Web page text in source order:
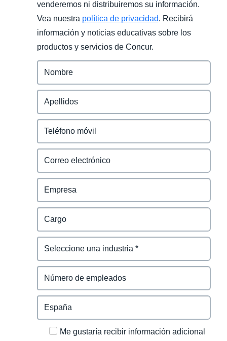
venderemos ni distribuiremos su información.
Vea nuestra política de privacidad. Recibirá
información y noticias educativas sobre los
productos y servicios de Concur.
Me gustaría recibir información adicional